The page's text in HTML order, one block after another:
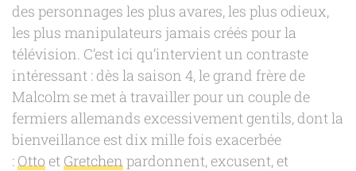
des personnages les plus avares, les plus odieux,
les plus manipulateurs jamais créés pour la
télévision. C’est ici qu’intervient un contraste
intéressant : dès la saison 4, le grand frère de
Malcolm se met à travailler pour un couple de
fermiers allemands excessivement gentils, dont la
bienveillance est dix mille fois exacerbée
: Otto et Gretchen pardonnent, excusent, et